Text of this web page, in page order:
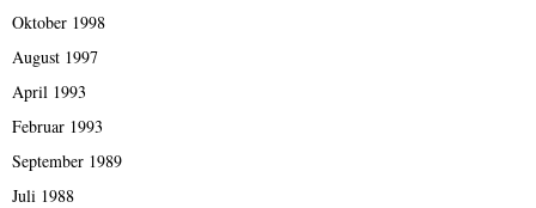
Oktober 1998
August 1997
April 1993
Februar 1993
September 1989
Juli 1988